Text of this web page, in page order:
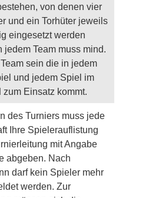
von denen vier
und ein Torhüter jeweils
eingesetzt werden
jedem Team muss mind.
sein die in jedem
und jedem Spiel im
Einsatz kommt.
des Turniers muss jede
Ihre Spielerauflistung
mit Angabe
abgeben. Nach
darf kein Spieler mehr
werden. Zur